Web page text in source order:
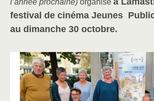
l’année prochaine) organise
festival de cinéma Jeunes
au dimanche 30 octobre.